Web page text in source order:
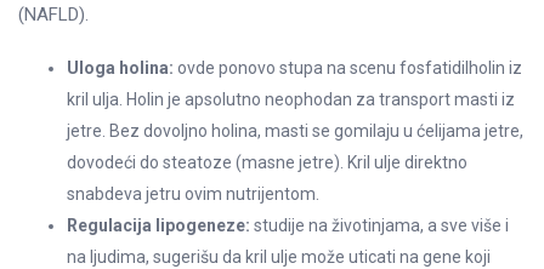
(NAFLD).
Uloga holina: ovde ponovo stupa na scenu fosfatidilholin iz
kril ulja. Holin je apsolutno neophodan za transport masti iz
jetre. Bez dovoljno holina, masti se gomilaju u ćelijama jetre,
dovodeći do steatoze (masne jetre). Kril ulje direktno
snabdeva jetru ovim nutrijentom.
Regulacija lipogeneze: studije na životinjama, a sve više i
na ljudima, sugerišu da kril ulje može uticati na gene koji